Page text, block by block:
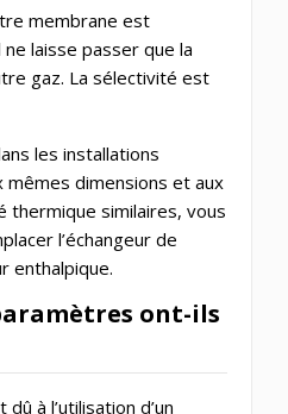
membrane est
laisse passer que la
gaz. La sélectivité est
les installations
mêmes dimensions et aux
thermique similaires, vous
l’échangeur de
enthalpique.
ont-ils
à l’utilisation d’un